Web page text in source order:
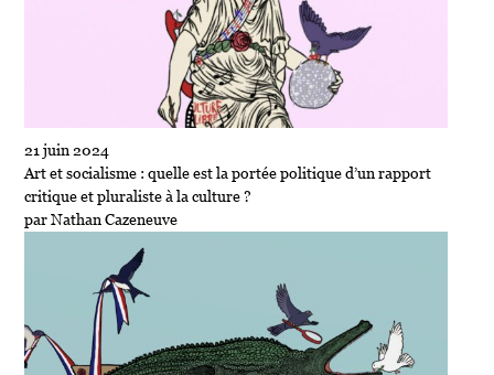
21 juin 2024
Art et socialisme : quelle est la portée politique d’un rapport
critique et pluraliste à la culture ?
par Nathan Cazeneuve